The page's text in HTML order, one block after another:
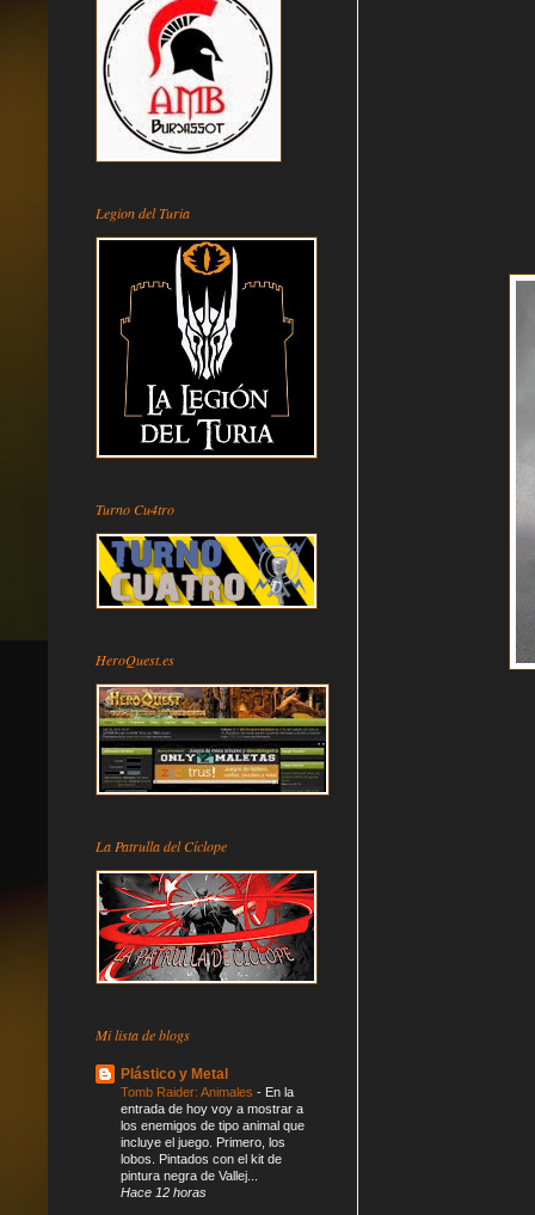
Legion del Turia
Turno Cu4tro
HeroQuest.es
La Patrulla del Cíclope
Mi lista de blogs
Plástico y Metal
Tomb Raider: Animales - En la
entrada de hoy voy a mostrar a
los enemigos de tipo animal que
incluye el juego. Primero, los
lobos. Pintados con el kit de
pintura negra de Vallej...
Hace 12 horas